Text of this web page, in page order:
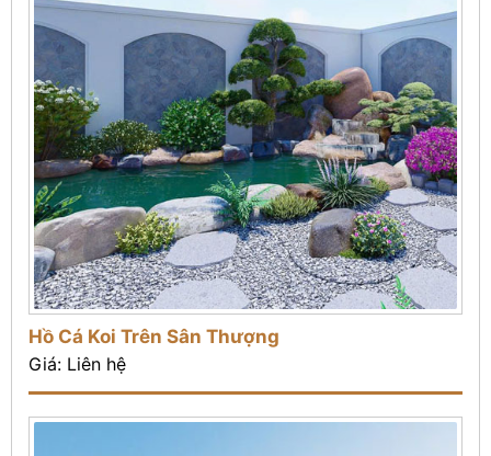
Hồ Cá Koi Trên Sân Thượng
Giá: Liên hệ